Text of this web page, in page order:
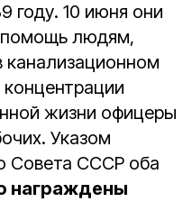
году. 10 июня они
помощь людям,
канализационном
жизни офицеры
Указом
Совета СССР оба
награждены